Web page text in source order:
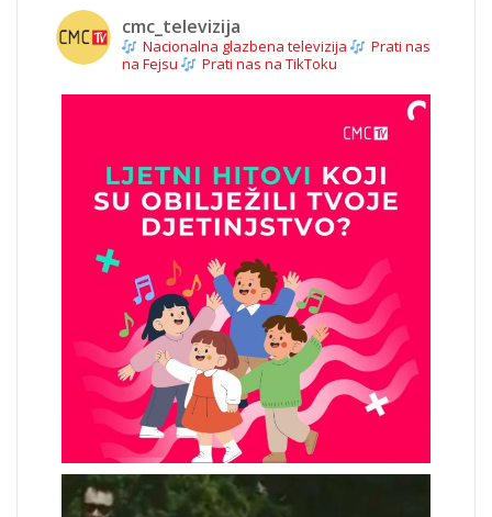
cmc_televizija
Nacionalna glazbena televizija
Prati nas
na Fejsu
Prati nas na TikToku